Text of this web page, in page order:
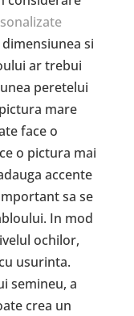
si
ar trebui
peretelui
mare
face o
o pictura mai
accente
sa se
In mod
ochilor,
usurinta.
semineu, a
crea un